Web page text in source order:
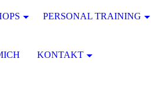
PERSONAL TRAINING
KONTAKT